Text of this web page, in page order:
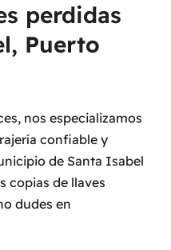
perdidas
Puerto
nos especializamos
confiable y
de Santa Isabel
copias de llaves
dudes en